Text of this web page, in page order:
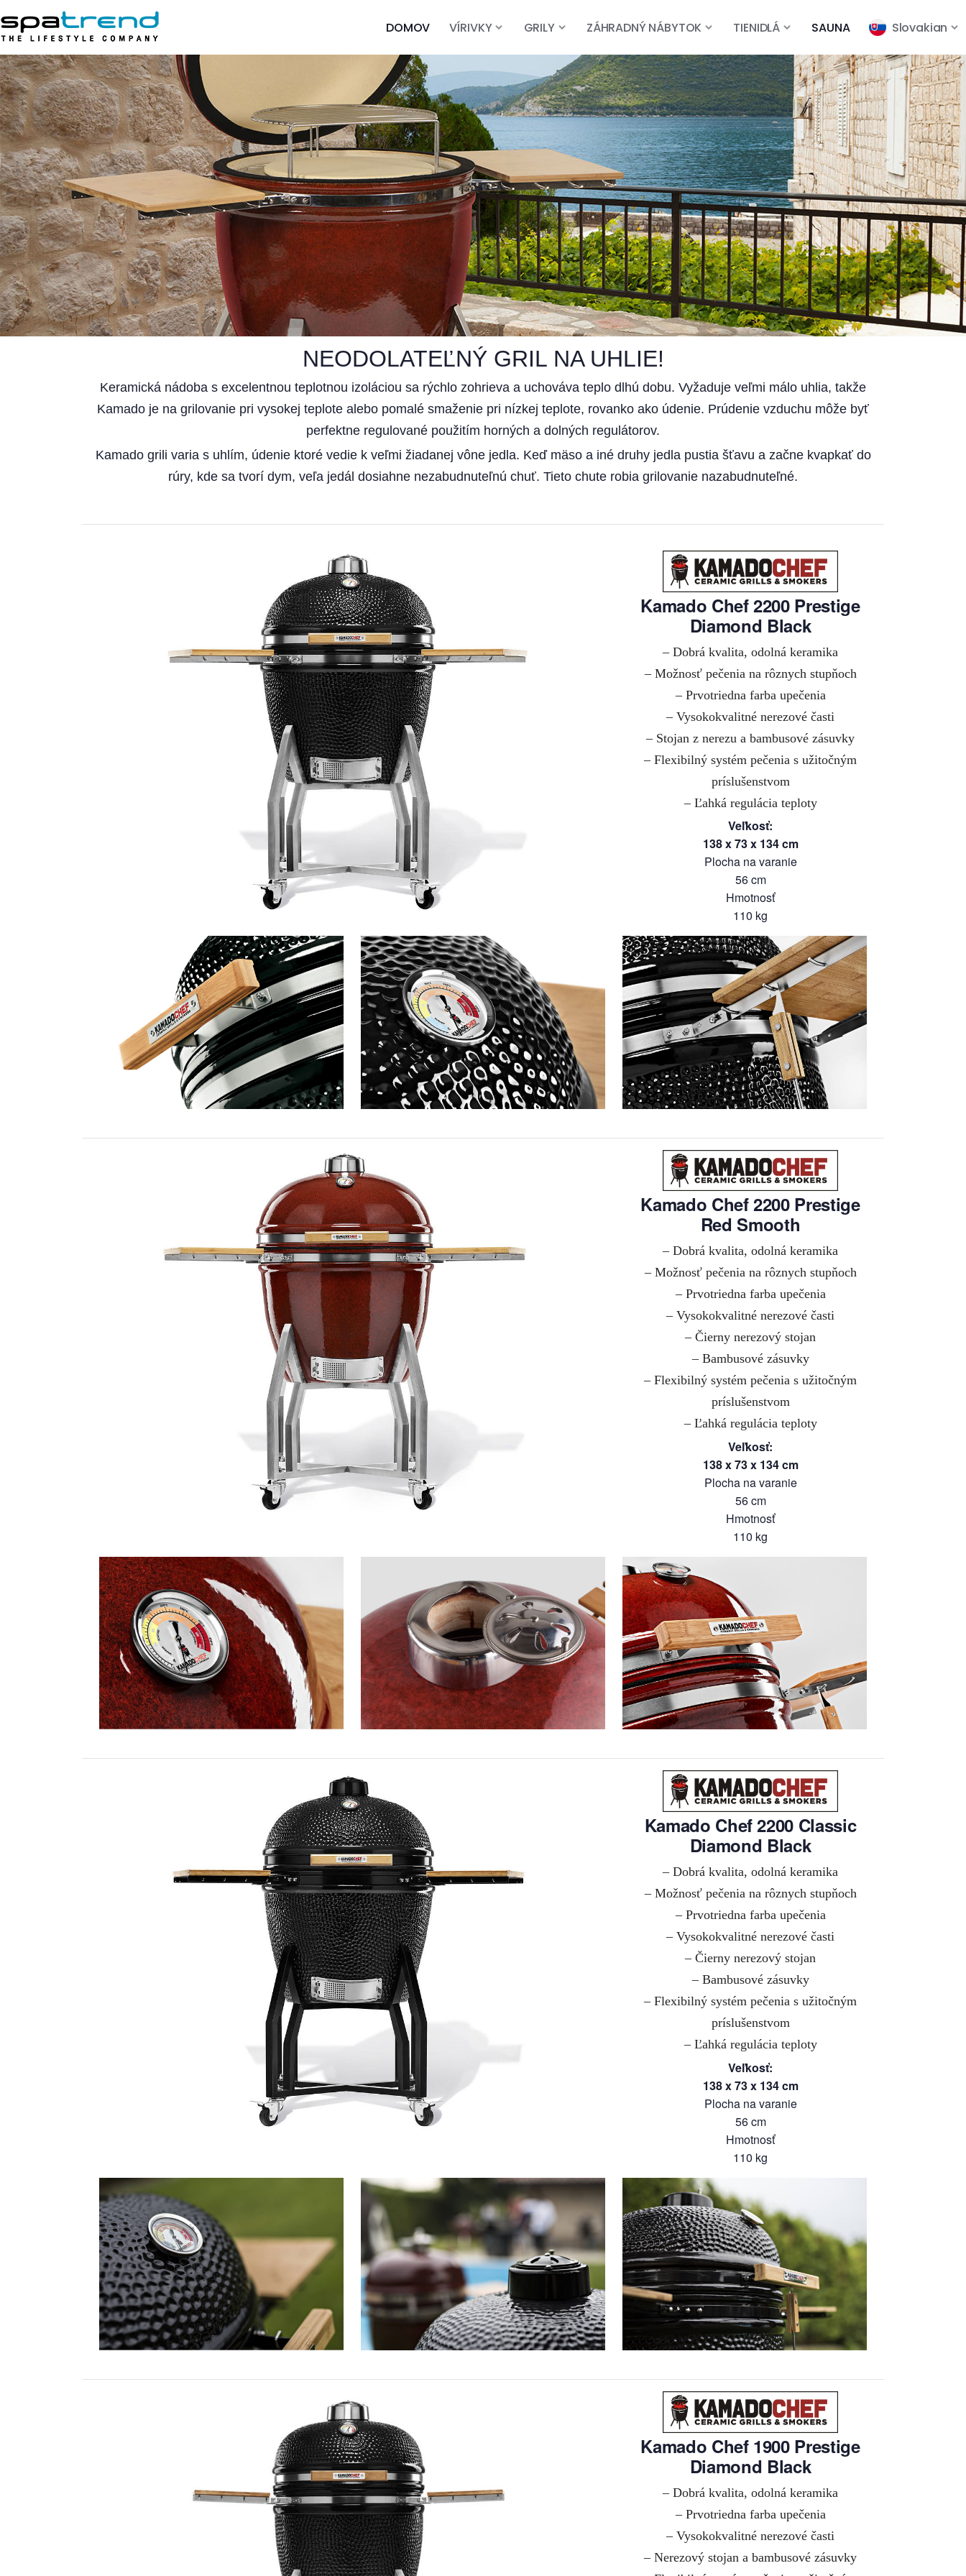
DOMOV VÍRIVKY GRILY ZÁHRADNÝ NÁBYTOK TIENIDLÁ SAUNA Slovakian
NEODOLATEĽNÝ GRIL NA UHLIE!
Keramická nádoba s excelentnou teplotnou izoláciou sa rýchlo zohrieva a uchováva teplo dlhú dobu. Vyžaduje veľmi málo uhlia, takže
Kamado je na grilovanie pri vysokej teplote alebo pomalé smaženie pri nízkej teplote, rovanko ako údenie. Prúdenie vzduchu môže byť
perfektne regulované použitím horných a dolných regulátorov.
Kamado grili varia s uhlím, údenie ktoré vedie k veľmi žiadanej vône jedla. Keď mäso a iné druhy jedla pustia šťavu a začne kvapkať do
rúry, kde sa tvorí dym, veľa jedál dosiahne nezabudnuteľnú chuť. Tieto chute robia grilovanie nazabudnuteľné.
Kamado Chef 2200 Prestige
Diamond Black
– Dobrá kvalita, odolná keramika
– Možnosť pečenia na rôznych stupňoch
– Prvotriedna farba upečenia
– Vysokokvalitné nerezové časti
– Stojan z nerezu a bambusové zásuvky
– Flexibilný systém pečenia s užitočným
príslušenstvom
– Ľahká regulácia teploty
Veľkosť:
138x73x 134cm
Plocha na varanie
56cm
Hmotnosť
110 kg
Kamado Chef 2200 Prestige
Red Smooth
– Dobrá kvalita, odolná keramika
– Možnosť pečenia na rôznych stupňoch
– Prvotriedna farba upečenia
– Vysokokvalitné nerezové časti
– Čierny nerezový stojan
– Bambusové zásuvky
– Flexibilný systém pečenia s užitočným
príslušenstvom
– Ľahká regulácia teploty
Veľkosť:
138x73x 134cm
Plocha na varanie
56cm
Hmotnosť
110 kg
Kamado Chef 2200 Classic
Diamond Black
– Dobrá kvalita, odolná keramika
– Možnosť pečenia na rôznych stupňoch
– Prvotriedna farba upečenia
– Vysokokvalitné nerezové časti
– Čierny nerezový stojan
– Bambusové zásuvky
– Flexibilný systém pečenia s užitočným
príslušenstvom
– Ľahká regulácia teploty
Veľkosť:
138x73x 134cm
Plocha na varanie
56cm
Hmotnosť
110 kg
Kamado Chef 1900 Prestige
Diamond Black
– Dobrá kvalita, odolná keramika
– Prvotriedna farba upečenia
– Vysokokvalitné nerezové časti
– Nerezový stojan a bambusové zásuvky